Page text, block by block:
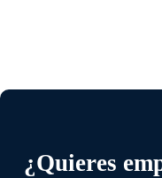
¿Quieres